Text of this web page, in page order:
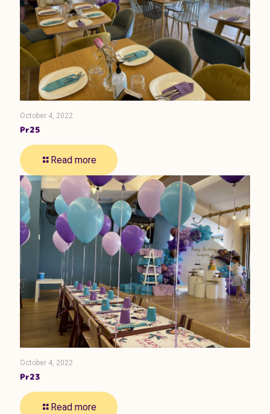
October 4, 2022
Pr25
Read more
October 4, 2022
Pr23
Read more